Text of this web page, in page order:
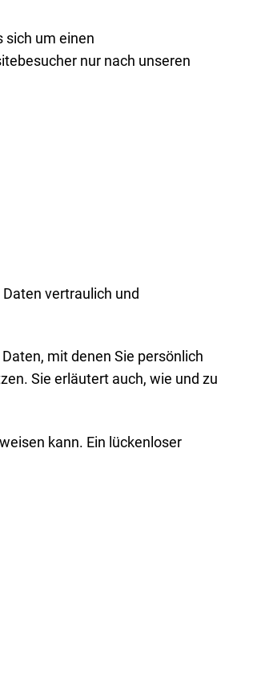
sich um einen
nur nach unseren
vertraulich und
mit denen Sie persönlich
Sie erläutert auch, wie und zu
kann. Ein lückenloser